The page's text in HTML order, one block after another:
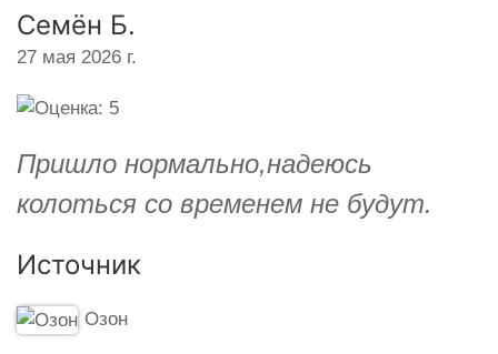
Семён Б.
27 мая 2026 г.
Пришло нормально,надеюсь
колоться со временем не будут.
Источник
Озон